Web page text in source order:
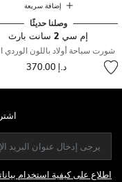
إضافة سريعة
وصلنا حديثًا
إم سي 2 سانت بارث
شورت سباحة أولاد باللون الوردي
د.إ 370.00
اطلاع على كيفية استخدام